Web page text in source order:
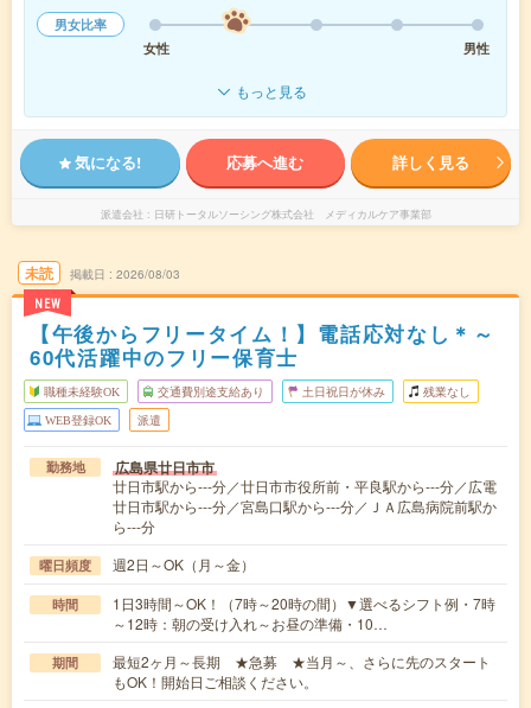
男女比率
女性
男性
もっと見る
気になる! 応募へ進む 詳しく見る
派遣会社 日研トータルソーシング株式会社 メディカルケア事業部
未読
NEW
掲載日 2026/08/03
【午後からフリータイム！】電話応対なし＊～
60代活躍中のフリー保育士
職種未経験OK 交通費別途支給あり 土日祝日が休み 残業なし
WEB登録OK 派遣
勤務地 広島県廿日市市
廿日市駅から---分／廿日市市役所前・平良駅から---分／広電
廿日市駅から---分／宮島口駅から---分／ＪＡ広島病院前駅か
ら---分
曜日頻度 週2日～OK（月～金）
時間
1日3時間～OK！（7時～20時の間）▼選べるシフト例・7時
～12時：朝の受け入れ～お昼の準備・10…
期間
最短2ヶ月～長期 ★急募 ★当月～、さらに先のスタート
もOK！開始日ご相談ください。